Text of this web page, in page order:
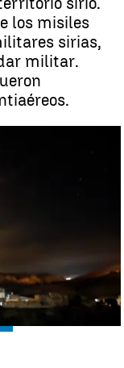
los misiles
sirias,
militar.
en Siria tras sufrir el